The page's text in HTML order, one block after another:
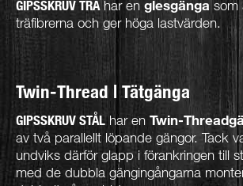
GIPSSKRUV TRÄ har en glesgänga som
träfibrerna och ger höga lastvärden.
Twin-Thread | Tätgänga
GIPSSKRUV STÅLhar en Twin-
av två parallellt löpande gängor. Tack
undviks därför glapp i förankringen till
med de dubbla gängingångarna